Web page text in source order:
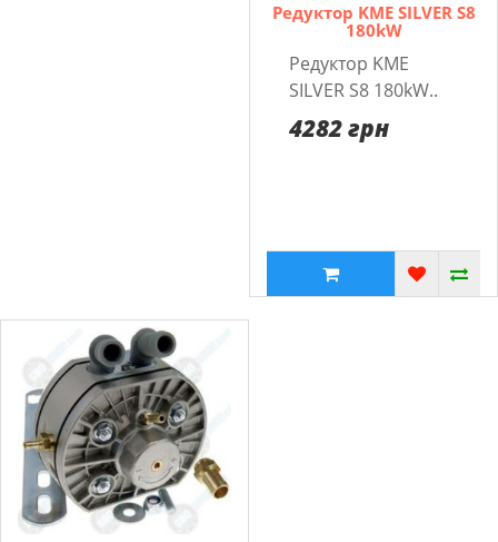
Редуктор KME SILVER S8
180kW
Редуктор KME
SILVER S8 180kW..
4282 грн